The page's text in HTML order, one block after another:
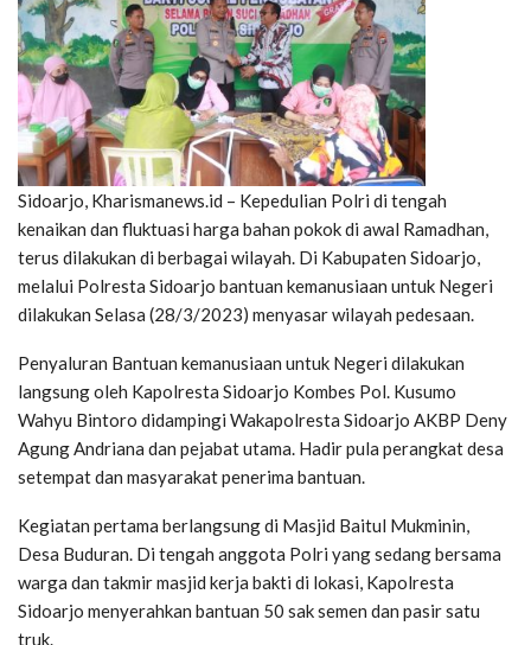
Sidoarjo, Kharismanews.id – Kepedulian Polri di tengah
kenaikan dan fluktuasi harga bahan pokok di awal Ramadhan,
terus dilakukan di berbagai wilayah. Di Kabupaten Sidoarjo,
melalui Polresta Sidoarjo bantuan kemanusiaan untuk Negeri
dilakukan Selasa (28/3/2023) menyasar wilayah pedesaan.
Penyaluran Bantuan kemanusiaan untuk Negeri dilakukan
langsung oleh Kapolresta Sidoarjo Kombes Pol. Kusumo
Wahyu Bintoro didampingi Wakapolresta Sidoarjo AKBP Deny
Agung Andriana dan pejabat utama. Hadir pula perangkat desa
setempat dan masyarakat penerima bantuan.
Kegiatan pertama berlangsung di Masjid Baitul Mukminin,
Desa Buduran. Di tengah anggota Polri yang sedang bersama
warga dan takmir masjid kerja bakti di lokasi, Kapolresta
Sidoarjo menyerahkan bantuan 50 sak semen dan pasir satu
truk.